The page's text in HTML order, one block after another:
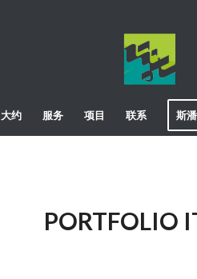
大约 服务 项目 联系 斯
PORTFOLIO